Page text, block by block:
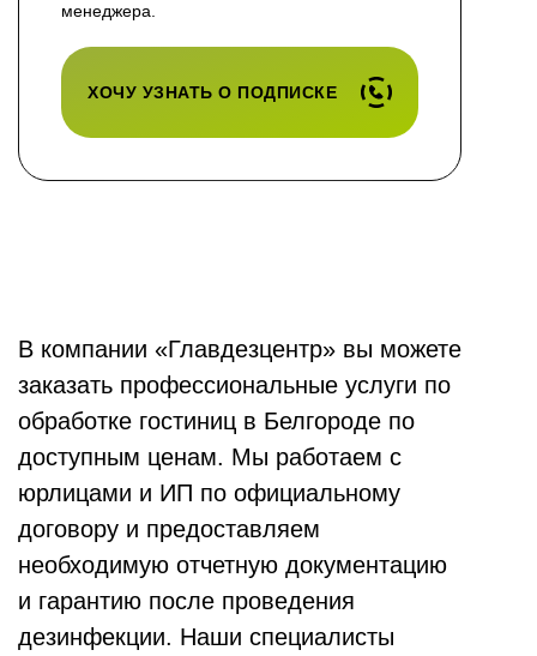
менеджера.
ХОЧУ УЗНАТЬ О ПОДПИСКЕ
В компании «Главдезцентр» вы можете
заказать профессиональные услуги по
обработке гостиниц в Белгороде по
доступным ценам. Мы работаем с
юрлицами и ИП по официальному
договору и предоставляем
необходимую отчетную документацию
и гарантию после проведения
дезинфекции. Наши специалисты